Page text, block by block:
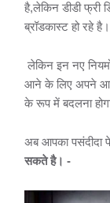
है,लेकिन डीडी फ्री
ब्रॉडकास्ट हो रहे है।
लेकिन इन नए
आने के लिए अपने आप
के रूप में बदलना
अब आपका पसंदीदा
सकते है। -